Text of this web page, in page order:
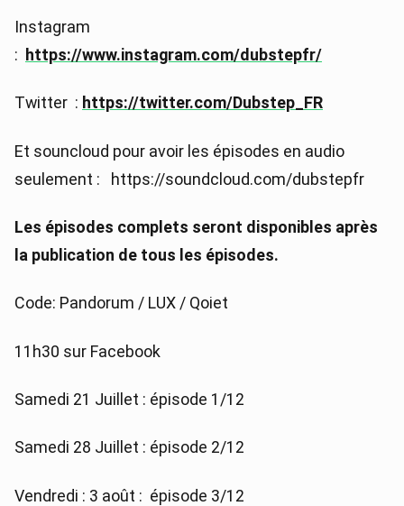
Instagram
: https://www.instagram.com/dubstepfr/
Twitter : https://twitter.com/Dubstep_FR
Et souncloud pour avoir les épisodes en audio
seulement : https://soundcloud.com/dubstepfr
Les épisodes complets seront disponibles après
la publication de tous les épisodes.
Code: Pandorum / LUX / Qoiet
11h30 sur Facebook
Samedi 21 Juillet : épisode 1/12
Samedi 28 Juillet : épisode 2/12
Vendredi : 3 août : épisode 3/12